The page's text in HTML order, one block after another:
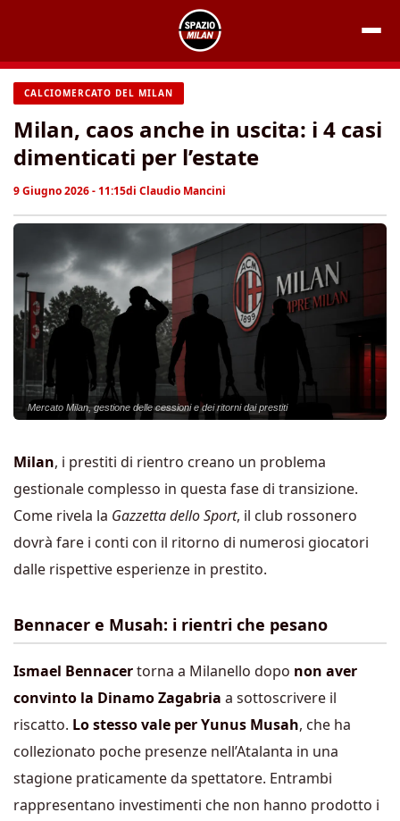
contenuto
CALCIOMERCATO DEL MILAN
Milan, caos anche in uscita: i 4 casi
dimenticati per l’estate
9 Giugno 2026 - 11:15di Claudio Mancini
Mercato Milan, gestione delle cessioni e dei ritorni dai prestiti
Milan, i prestiti di rientro creano un problema
gestionale complesso in questa fase di transizione.
Come rivela la Gazzetta dello Sport, il club rossonero
dovrà fare i conti con il ritorno di numerosi giocatori
dalle rispettive esperienze in prestito.
Bennacer e Musah: i rientri che pesano
Ismael Bennacertorna a Milanello dopo non aver
convinto la Dinamo Zagabria a sottoscrivere il
riscatto. Lo stesso vale per Yunus Musah, che ha
collezionato poche presenze nell’Atalanta in una
stagione praticamente da spettatore. Entrambi
rappresentano investimenti che non hanno prodotto i